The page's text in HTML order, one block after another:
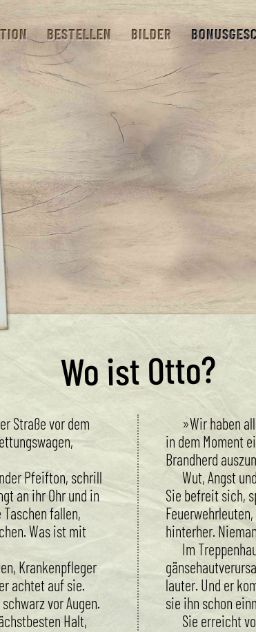
BESTELLEN BILDER
Wo ist Otto?
Straße vor dem
Pfeifton, schrill
an ihr Ohr und in
fallen,
Was ist mit
Krankenpfleger
achtet auf sie.
vor Augen.
Halt,
»Wir haben
in dem Moment
Brandherd
Wut, Angst
Sie befreit sich,
hinterher.
Im
lauter. Und er
Sie erreicht